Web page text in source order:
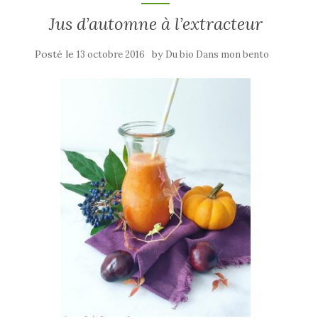
Jus d’automne à l’extracteur
Posté le 13 octobre 2016 by Du bio Dans mon bento